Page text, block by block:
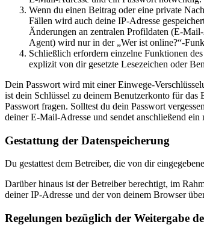
Wenn du einen Beitrag oder eine private
Fällen wird auch deine IP-Adresse
Änderungen an zentralen Profildaten (E-
Agent) wird nur in der „Wer ist online?“-
Schließlich erfordern einzelne Funktionen
explizit von dir gesetzte Lesezeichen oder
Dein Passwort wird mit einer Einwege-
ist dein Schlüssel zu deinem Benutzerkonto für
Passwort fragen. Solltest du dein Passwort
deiner E-Mail-Adresse und sendet anschließend
Gestattung der Datenspeicherung
Du gestattest dem Betreiber, die von dir
Darüber hinaus ist der Betreiber berechtigt, im
deiner IP-Adresse und der von deinem Browser
Regelungen bezüglich der Weitergabe